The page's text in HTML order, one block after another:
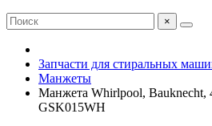
×
Запчасти для стиральных
Манжеты
Манжета Whirlpool, Bauknecht,
GSK015WH